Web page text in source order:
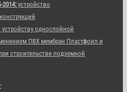
устройство
однослойной
ПВХ мембран Пластфоил и
строительстве подземной